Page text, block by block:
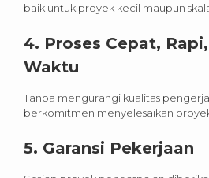
baik untuk proyek kecil maupun
4. Proses Cepat,
Waktu
Tanpa mengurangi kualitas
berkomitmen menyelesaikan proyek
5. Garansi Pekerjaan